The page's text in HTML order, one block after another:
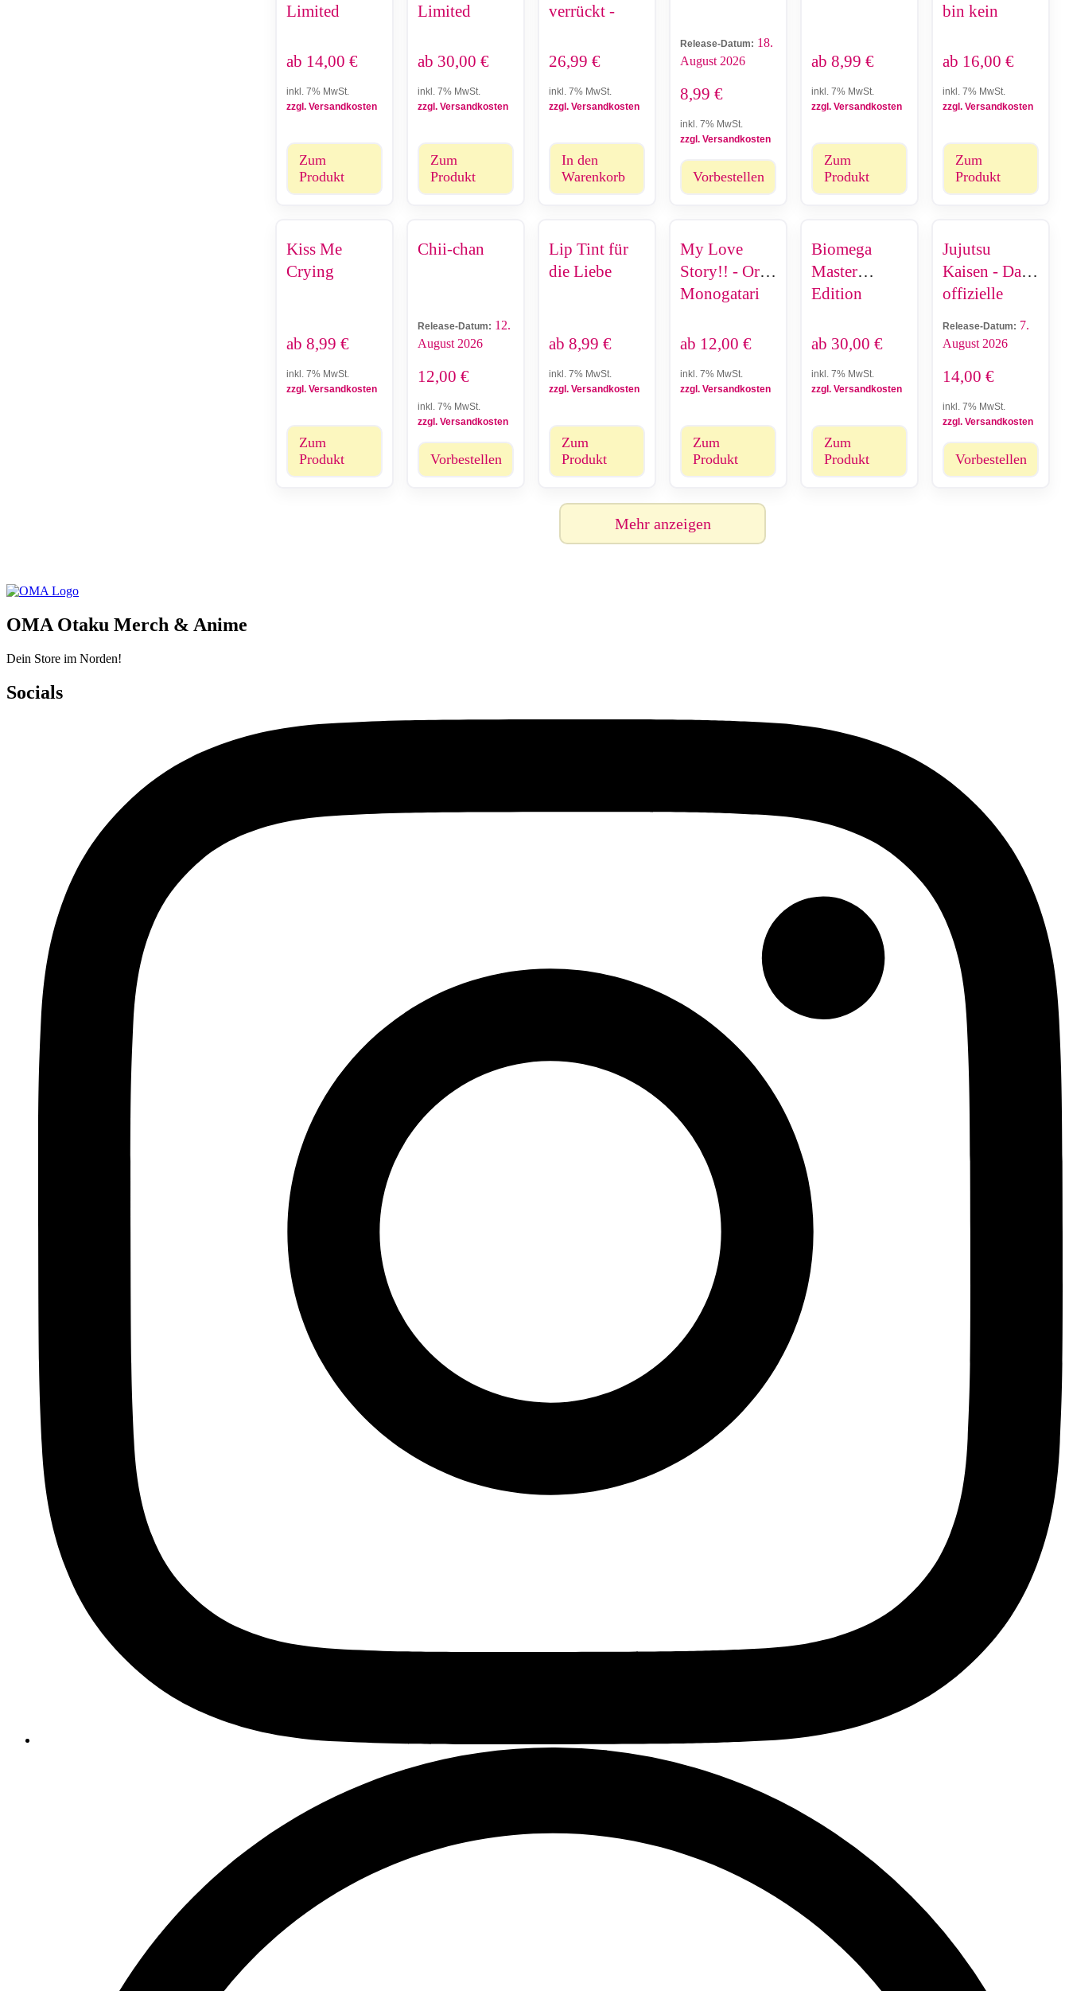
Limited
ab 14,00 €
inkl. 7% MwSt.
zzgl. Versandkosten
Zum
Produkt
Limited
ab 30,00 €
inkl. 7% MwSt.
zzgl. Versandkosten
Zum
Produkt
verrückt -
be (1-4)
26,99 €
inkl. 7% MwSt.
zzgl. Versandkosten
In den
Warenkorb
Release-Datum: 18.
August 2026
8,99 €
inkl. 7% MwSt.
zzgl. Versandkosten
Vorbestellen
ab 8,99 €
inkl. 7% MwSt.
zzgl. Versandkosten
Zum
Produkt
bin kein
ab 16,00 €
inkl. 7% MwSt.
zzgl. Versandkosten
Zum
Produkt
Kiss Me
Crying
ab 8,99 €
inkl. 7% MwSt.
zzgl. Versandkosten
Zum
Produkt
Chii-chan
Release-Datum: 12.
August 2026
12,00 €
inkl. 7% MwSt.
zzgl. Versandkosten
Vorbestellen
Lip Tint für
die Liebe
ab 8,99 €
inkl. 7% MwSt.
zzgl. Versandkosten
Zum
Produkt
My Love
Story!! - Ore
Monogatari
ab 12,00 €
inkl. 7% MwSt.
zzgl. Versandkosten
Zum
Produkt
Biomega
Master
Edition
ab 30,00 €
inkl. 7% MwSt.
zzgl. Versandkosten
Zum
Produkt
Jujutsu
Kaisen - Das
offizielle
Release-Datum: 7.
August 2026
14,00 €
inkl. 7% MwSt.
zzgl. Versandkosten
Vorbestellen
Mehr anzeigen
OMA Otaku Merch & Anime
Dein Store im Norden!
Socials